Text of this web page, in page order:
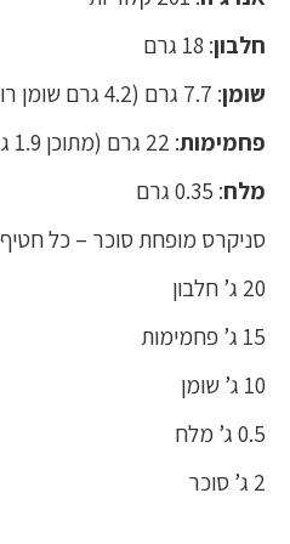
חלבון: 18 גרם
שומן: 7.7 גרם (4.2 גרם שומן רווי)
פחמימות: 22 גרם (מתוכן 1.9 גרם סוכר)
מלח: 0.35 גרם
סניקרס מופחת סוכר – כל חטיף 57 ג’ מכיל :
20 ג’ חלבון
15 ג’ פחמימות
10 ג’ שומן
0.5 ג’ מלח
2 ג’ סוכר